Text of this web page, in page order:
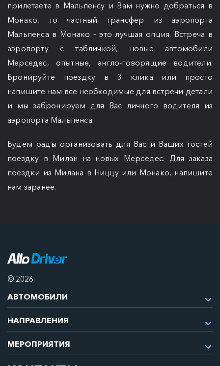
прилетаете в Мальпенсу и Вам нужно добраться в
Монако, то частный трансфер из аэропорта
Мальпенса в Монако – это лучшая опция. Встреча в
аэропорту с табличкой, новые автомобили
Мерседес, опытные, англо-говорящие водители.
Бронируйте поездку в 3 клика или просто
напишите нам все необходимые для встречи детали
и мы забронируем для Вас личного водителя из
аэропорта Мальпенса.
Будем рады организовать для Вас и Ваших гостей
поездку в Милан на новых Мерседес. Для заказа
поездки из Милана в Ниццу или Монако, напишите
нам заранее.
© 2026
АВТОМОБИЛИ
НАПРАВЛЕНИЯ
МЕРОПРИЯТИЯ